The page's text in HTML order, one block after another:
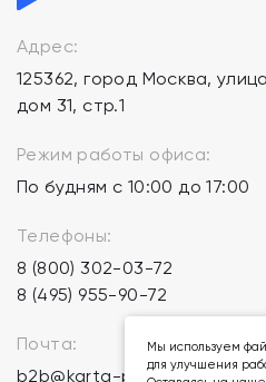
Адрес:
125362, город Москва,
дом 31, стр.1
Режим работы офиса:
По будням с 10:00 до 17:00
Телефоны:
8 (800) 302-03-72
8 (495) 955-90-72
Почта:
b2b@karta-podarkov.ru
Мы используем
для улучшения